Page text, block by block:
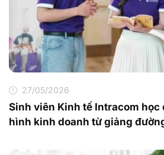
27/05/2026
Sinh viên Kinh tế Intracom học
hình kinh doanh từ giảng